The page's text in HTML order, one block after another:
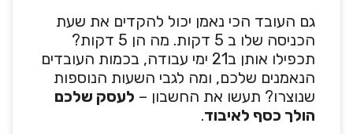
גם העובד הכי נאמן יכול להקדים את שעת
הכניסה שלו ב 5 דקות. מה הן 5 דקות?
תכפילו אותן ב21 ימי עבודה, בכמות העובדים
הנאמנים שלכם, ומה לגבי השעות הנוספות
שנוצרו? תעשו את החשבון – לעסק שלכם
הולך כסף לאיבוד.